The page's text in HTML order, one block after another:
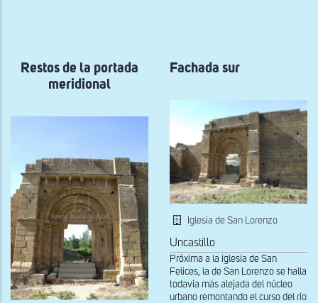
navegación
Restos de la portada
meridional
Fachada sur
Iglesia de San Lorenzo
Uncastillo
Próxima a la iglesia de San
Felices, la de San Lorenzo se halla
todavía más alejada del núcleo
urbano remontando el curso del río